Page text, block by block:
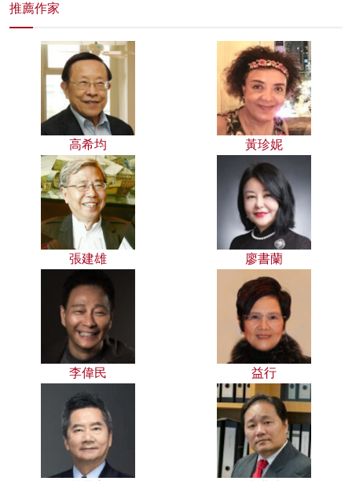
推薦作家
高希均 黃珍妮
張建雄 廖書蘭
李偉民 益行